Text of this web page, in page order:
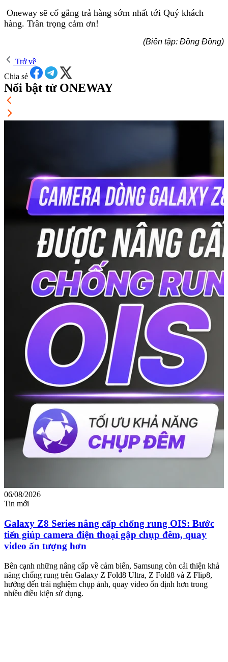
Oneway sẽ cố gắng trả hàng sớm nhất tới Quý khách
hàng. Trân trọng cảm ơn!
(Biên tập: Đồng Đồng)
Trở về
Chia sẻ
Nổi bật từ ONEWAY
06/08/2026
Tin mới
Galaxy Z8 Series nâng cấp chống rung OIS: Bước
tiến giúp camera điện thoại gập chụp đêm, quay
video ấn tượng hơn
Bên cạnh những nâng cấp về cảm biến, Samsung còn cải thiện khả
năng chống rung trên Galaxy Z Fold8 Ultra, Z Fold8 và Z Flip8,
hướng đến trải nghiệm chụp ảnh, quay video ổn định hơn trong
nhiều điều kiện sử dụng.